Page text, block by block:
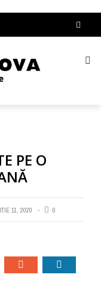
PE O
11, 2020 0